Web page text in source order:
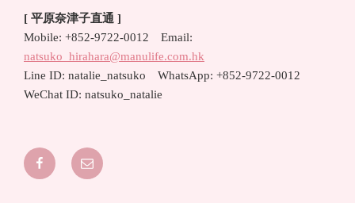
[ 平原奈津子直通 ]
Mobile: +852-9722-0012 Email:
natsuko_hirahara@manulife.com.hk
Line ID: natalie_natsuko WhatsApp: +852-9722-0012
WeChat ID: natsuko_natalie
FacebookEmail